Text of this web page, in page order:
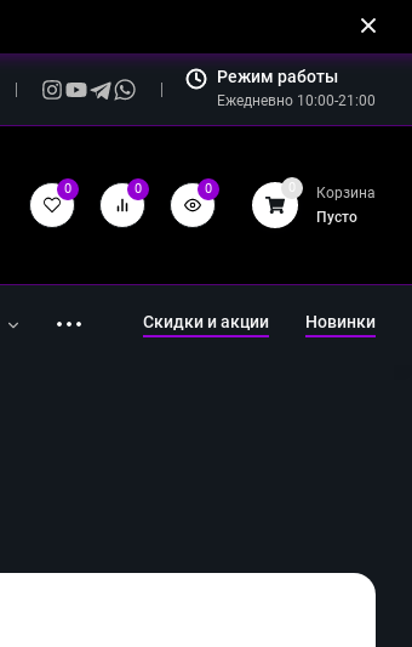
Режим работы
Ежедневно 10:00-21:00
0 0 0 0
Корзина
Пусто
Скидки и акции Новинки